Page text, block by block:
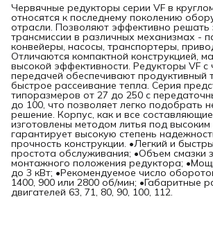
Червячные редукторы серии VF в
относятся к последнему поколению
отрасли. Позволяют эффективно решать
трансмиссии в различных механизмах -
конвейеры, насосы, транспортеры,
Отличаются компактной конструкцией,
высокой эффективности. Редукторы VF с
передачей обеспечивают продуктивный
быстрое рассеивание тепла. Серия
типоразмеров от 27 до 250 с
до 100, что позволяет легко подобрать
решение. Корпус, как и все
изготовлены методом литья под
гарантирует высокую степень
прочность конструкции. •Легкий и
простота обслуживания; •Объем смазки
монтажного положения редуктора;
до 3 кВт; •Рекомендуемое число
1400, 900 или 2800 об/мин; •Габаритные
двигателей 63, 71, 80, 90, 100, 112.